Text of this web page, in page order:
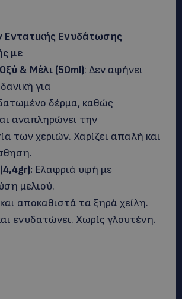
Εντατικής Ενυδάτωσης
με
& Μέλι (50ml): Δεν αφήνει
για
δέρμα, καθώς
αναπληρώνει την
των χεριών. Χαρίζει απαλή και
Ελαφριά υφή με
μελιού.
αποκαθιστά τα ξηρά χείλη.
ενυδατώνει. Χωρίς γλουτένη.